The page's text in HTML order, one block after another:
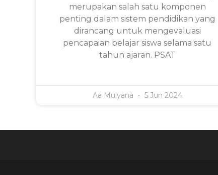
merupakan salah satu komponen
penting dalam sistem pendidikan yang
dirancang untuk mengevaluasi
pencapaian belajar siswa selama satu
tahun ajaran. PSAT
Aa Mulyana 5 Jun 2024